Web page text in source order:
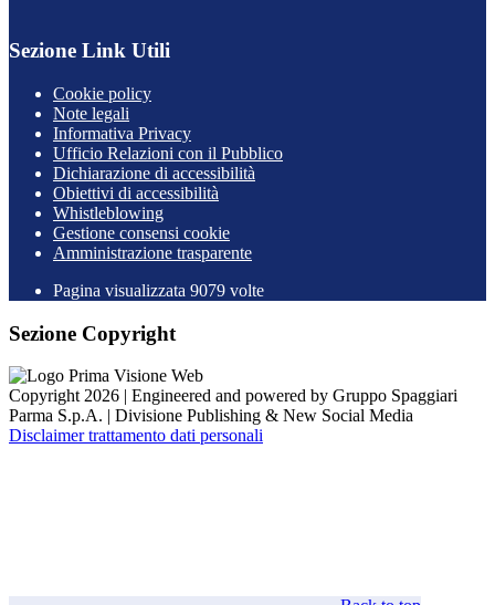
Sezione Link Utili
Cookie policy
Note legali
Informativa Privacy
Ufficio Relazioni con il Pubblico
Dichiarazione di accessibilità
Obiettivi di accessibilità
Whistleblowing
Gestione consensi cookie
Amministrazione trasparente
Pagina visualizzata 9079 volte
Sezione Copyright
Copyright 2026 | Engineered and powered by Gruppo Spaggiari
Parma S.p.A. | Divisione Publishing & New Social Media
Disclaimer trattamento dati personali